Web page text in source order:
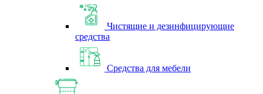
Чистящие и дезинфицирующие
средства
Средства для мебели